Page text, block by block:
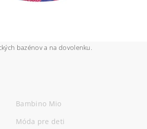
bazénov a na dovolenku.
Bambino Mio
Móda pre deti